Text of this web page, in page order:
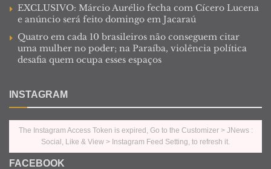
EXCLUSIVO: Márcio Aurélio fecha com Cícero Lucena
e anúncio será feito domingo em Jacaraú
Quatro em cada 10 brasileiros não conseguem citar
uma mulher no poder; na Paraíba, violência política
desafia quem ocupa esses espaços
INSTAGRAM
The Instagram Access Token is expired, Go to the Customizer > JNews :
Social, Like & View > Instagram Feed Setting, to refresh it.
FACEBOOK